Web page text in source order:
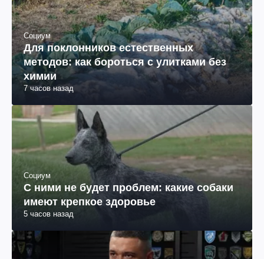
Социум
Для поклонников естественных
методов: как бороться с улитками без
химии
7 часов назад
Социум
С ними не будет проблем: какие собаки
имеют крепкое здоровье
5 часов назад